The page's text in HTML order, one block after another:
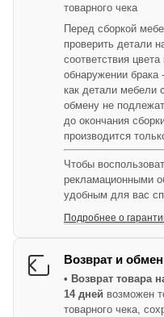
товарного чека
Перед сборкой
проверить детали
соответствия
обнаружении брака
как детали мебели
обмену не
до окончания
производится
Чтобы
рекламационными
удобным для вас
Подробнее о
Возврат и обмен
• Возврат товара
14 дней возможен
товарного чека,